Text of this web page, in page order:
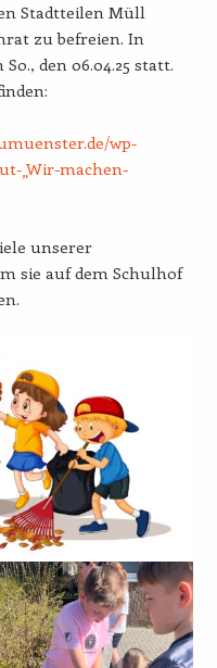
Stadtteilen Müll
zu befreien. In
den 06.04.25 statt.
wp-
„Wir-machen-
unserer
sie auf dem Schulhof